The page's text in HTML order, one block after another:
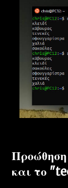
και το